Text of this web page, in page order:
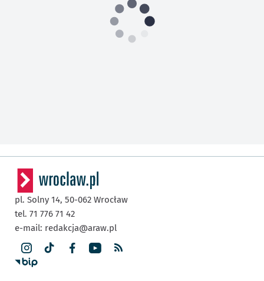
pl. Solny 14, 50-062 Wrocław
tel. 71 776 71 42
e-mail: redakcja@araw.pl